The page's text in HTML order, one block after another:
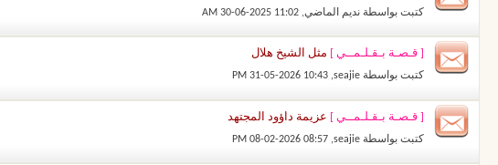
كتبت بواسطة نديم الماضي‏, 30-06-2025 11:02 AM
[ قـصـة بـقـلـمــي ] مثل الشيخ هلال
كتبت بواسطة seajie
‏, 31-05-2026 10:43 PM
[ قـصـة بـقـلـمــي ] عزيمة داؤود المجتهد
كتبت بواسطة seajie
‏, 08-02-2026 08:57 PM